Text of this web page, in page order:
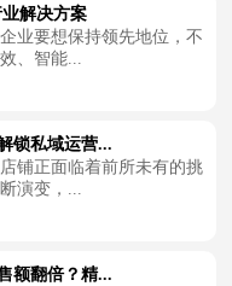
解决方案
业要想保持领先地位，不
、智能...
锁私域运营...
铺正面临着前所未有的挑
演变，...
额翻倍？精...